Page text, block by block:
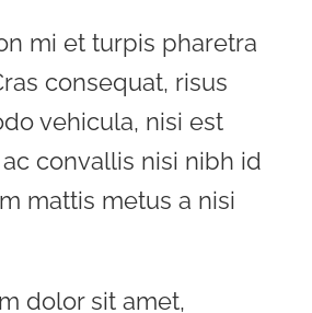
mi et turpis pharetra
consequat, risus
vehicula, nisi est
convallis nisi nibh id
mattis metus a nisi
dolor sit amet,